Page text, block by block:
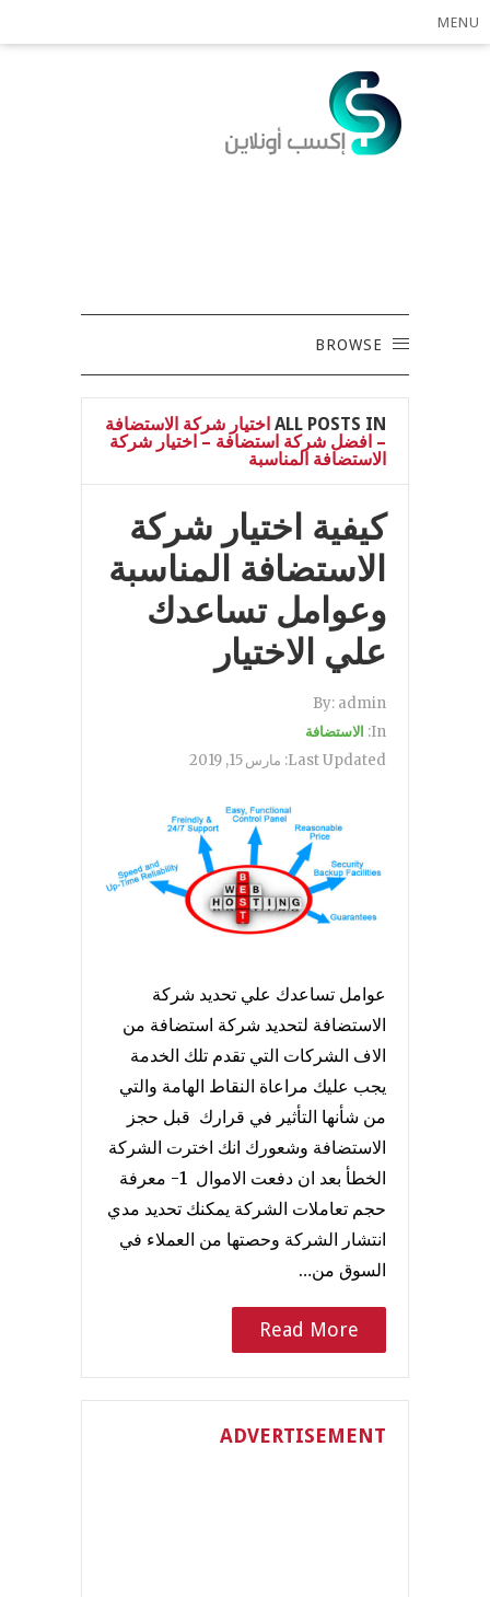
MENU
BROWSE
ALL POSTS IN اختيار شركة الاستضافة
– افضل شركة استضافة – اختيار شركة
الاستضافة المناسبة
كيفية اختيار شركة
الاستضافة المناسبة
وعوامل تساعدك
علي الاختيار
By: admin
In: الاستضافة
Last Updated: مارس 15, 2019
عوامل تساعدك علي تحديد شركة
الاستضافة لتحديد شركة استضافة من
الاف الشركات التي تقدم تلك الخدمة
يجب عليك مراعاة النقاط الهامة والتي
من شأنها التأثير في قرارك قبل حجز
الاستضافة وشعورك انك اخترت الشركة
الخطأ بعد ان دفعت الاموال 1- معرفة
حجم تعاملات الشركة يمكنك تحديد مدي
انتشار الشركة وحصتها من العملاء في
السوق من…
Read More
ADVERTISEMENT